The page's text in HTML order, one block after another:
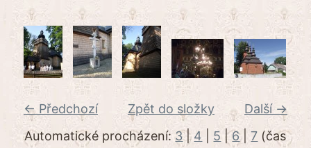
← Předchozí Další →
Zpět do složky
Automatické procházení: 3|4 5 |6|7 (čas